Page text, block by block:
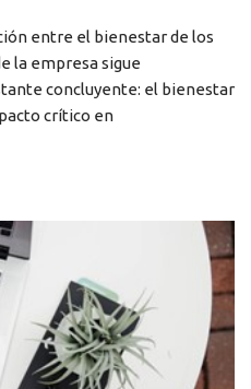
entre el bienestar de los
la empresa sigue
concluyente: el bienestar
crítico en